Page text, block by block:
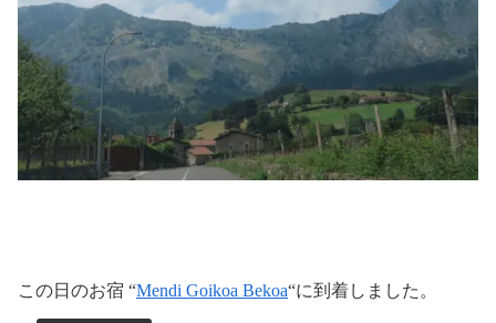
この日のお宿 “Mendi Goikoa Bekoa“に到着しました。